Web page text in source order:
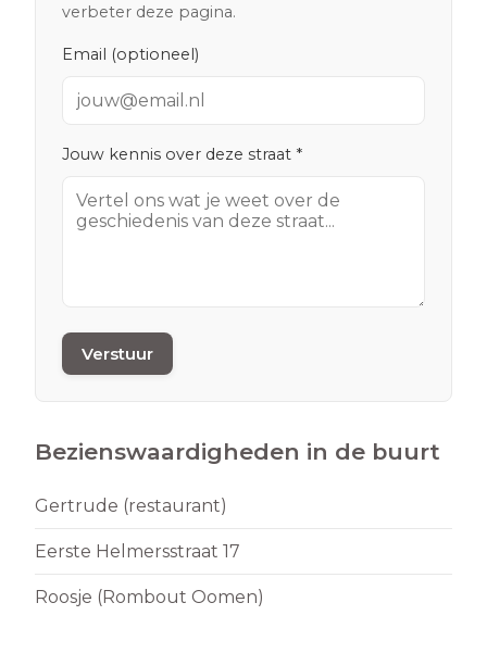
verbeter deze pagina.
Email (optioneel)
Jouw kennis over deze straat *
Verstuur
Bezienswaardigheden in de buurt
Gertrude (restaurant)
Eerste Helmersstraat 17
Roosje (Rombout Oomen)